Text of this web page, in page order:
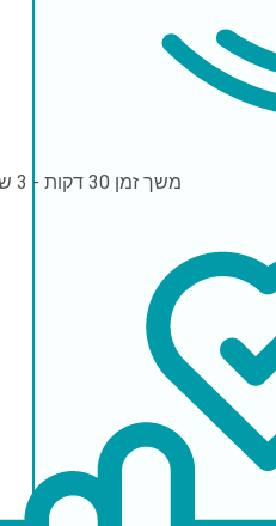
משך זמן 30 דקות - 3 שעות